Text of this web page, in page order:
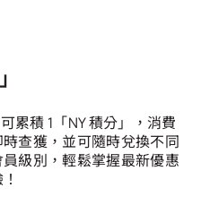
累積 1「NY 積分」，消費
查獲，並可隨時兌換不同
級別，輕鬆掌握最新優惠